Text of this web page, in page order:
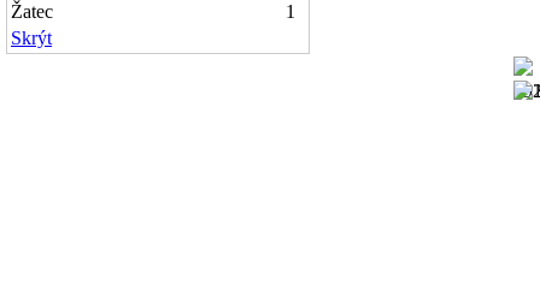
Žatec
1
Skrýt